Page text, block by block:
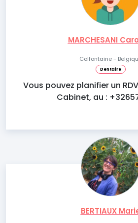
MARCHESANI
Colfontaine -
Dentaire
Vous pouvez planifier un
Cabinet, au :
BERTIAUX